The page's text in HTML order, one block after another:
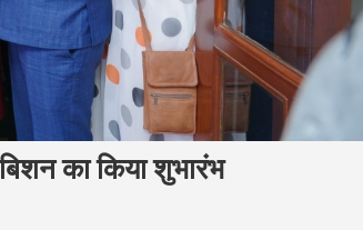
का किया शुभारंभ